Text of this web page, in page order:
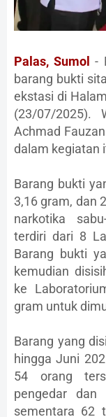
Palas, Sumol -
barang bukti
ekstasi di
(23/07/2025).
Achmad
dalam kegiatan
Barang bukti
3,16 gram, dan
narkotika
terdiri dari 8
Barang bukti
kemudian
ke
gram untuk
Barang yang
hingga Juni
54 orang
pengedar dan
sementara 62